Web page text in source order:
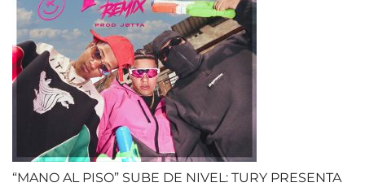
“MANO AL PISO” SUBE DE NIVEL: TURY PRESENTA